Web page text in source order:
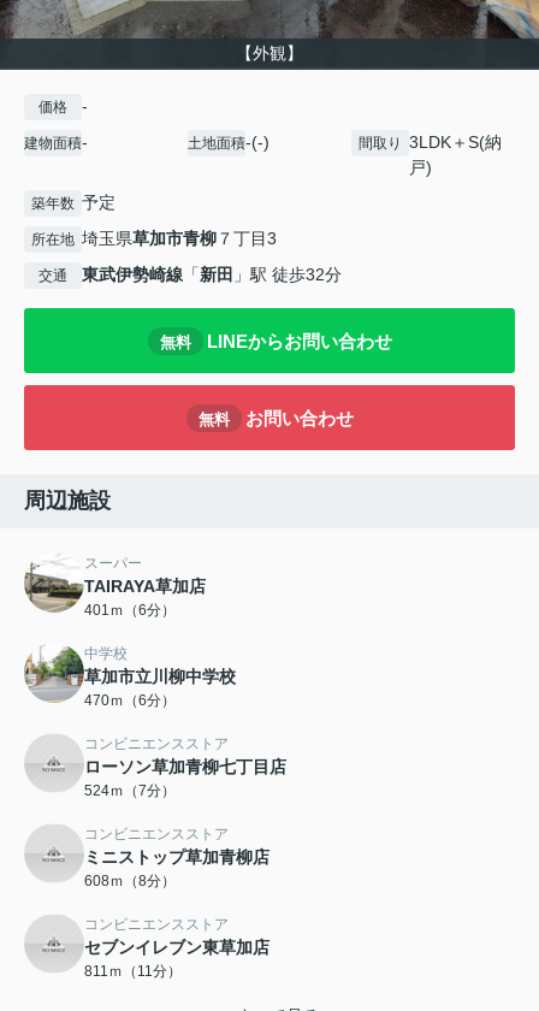
【外観】
価格 -
建物面積- 土地面積-(-) 間取り
3LDK＋S(納
戸)
築年数 予定
所在地 埼玉県草加市青柳 ７丁目3
交通 東武伊勢崎線 「新田 」駅 徒歩32分
無料 LINEからお問い合わせ
無料 お問い合わせ
周辺施設
スーパー
TAIRAYA草加店
401ｍ（6分）
中学校
草加市立川柳中学校
470ｍ（6分）
コンビニエンスストア
ローソン草加青柳七丁目店
524ｍ（7分）
コンビニエンスストア
ミニストップ草加青柳店
608ｍ（8分）
コンビニエンスストア
セブンイレブン東草加店
811ｍ（11分）